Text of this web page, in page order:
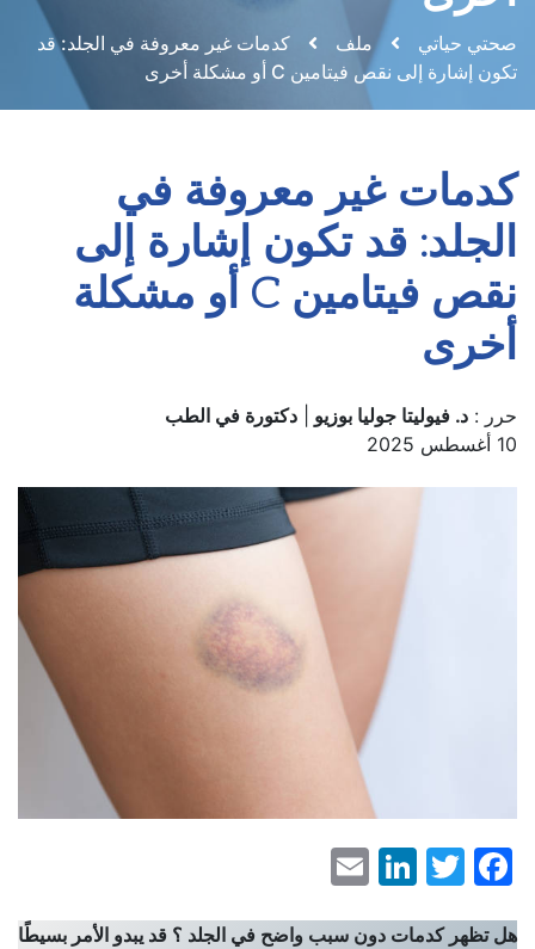
صحتي حياتي ملف
كدمات غير معروفة في الجلد: قد
تكون إشارة إلى نقص فيتامين C أو مشكلة أخرى
كدمات غير معروفة في
الجلد: قد تكون إشارة إلى
نقص فيتامين C أو مشكلة
أخرى
حرر : د. فيوليتا جوليا بوزيو
دكتورة في الطب
10 أغسطس 2025
Facebook
Twitter
LinkedIn
هل تظهر كدمات دون سبب واضح في الجلد ؟ قد يبدو الأمر بسيطًا